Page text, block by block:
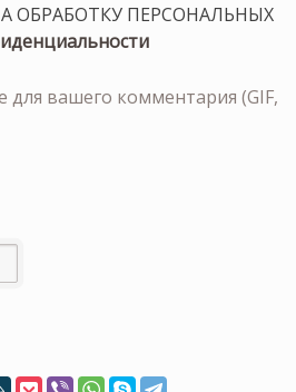
ОБРАБОТКУ ПЕРСОНАЛЬНЫХ
вашего комментария (GIF,